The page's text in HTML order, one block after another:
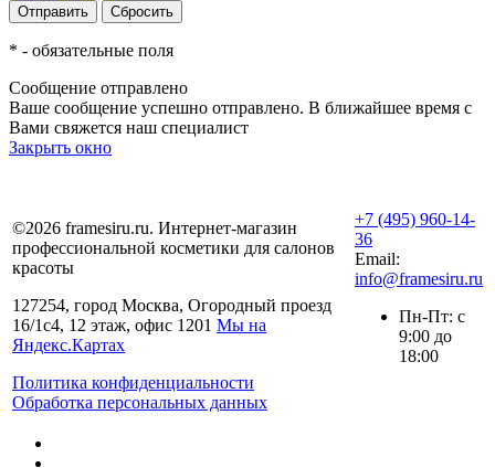
* - обязательные поля
Сообщение отправлено
Ваше сообщение успешно отправлено. В ближайшее время с
Вами свяжется наш специалист
Закрыть окно
©2026 framesiru.ru. Интернет-магазин
профессиональной косметики для салонов
красоты
127254, город Москва, Огородный проезд
16/1с4, 12 этаж, офис 1201 Мы на
Яндекс.Картах
Политика конфиденциальности
Обработка персональных данных
+7 (495) 960-14-
36
Email:
info@framesiru.ru
Пн-Пт: с
9:00 до
18:00